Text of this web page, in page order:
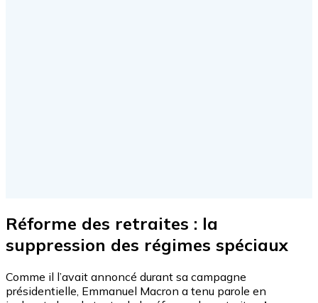
Réforme des retraites : la
suppression des régimes spéciaux
Comme il l’avait annoncé durant sa campagne
présidentielle, Emmanuel Macron a tenu parole en